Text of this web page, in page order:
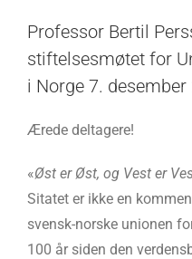
Professor Bertil
stiftelsesmøtet for
i Norge 7. desember
Ærede deltagere!
«Øst er Øst, og Vest er
Sitatet er ikke en
svensk-norske unionen
100 år siden den